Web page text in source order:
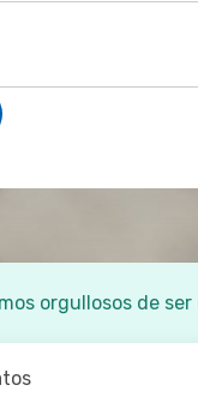
orgullosos de ser